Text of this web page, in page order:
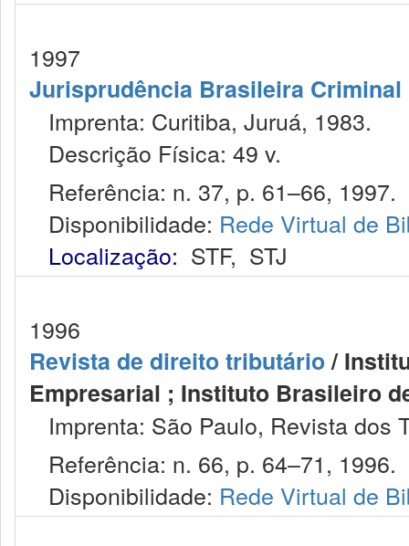
1997
Jurisprudência Brasileira Criminal
Imprenta: Curitiba, Juruá, 1983.
Descrição Física: 49 v.
Referência: n. 37, p. 61–66, 1997.
Disponibilidade: Rede Virtual de
Localização: STF, STJ
1996
Revista de direito tributário/
Empresarial ; Instituto Brasileiro
Imprenta: São Paulo, Revista dos
Referência: n. 66, p. 64–71, 1996.
Disponibilidade: Rede Virtual de